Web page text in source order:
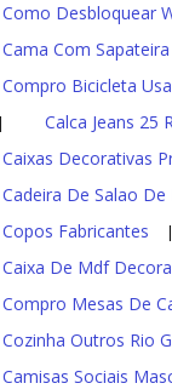
Como Desbloquear
Cama Com
Compro Bicicleta
| Calca Jeans 25
Caixas Decorativas
Cadeira De Salao De
Copos Fabricantes
Caixa De Mdf
Compro Mesas De
Cozinha Outros Rio
Camisas Sociais